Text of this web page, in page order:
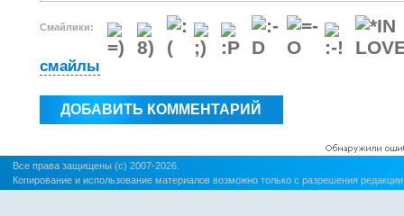
Смайлики:
смайлы
Все права защищены (c) 2007-2026.
Копирование и использование материалов возможно только с разрешения